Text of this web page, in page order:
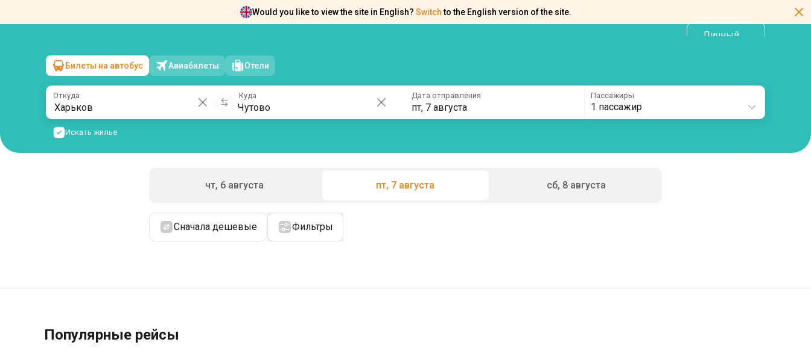
Would you like to view the site in English? Switch to the English version of the site.
Личный
Харьков→Чутово
пт, 7 августа/1 пассажир
Билеты на автобус Авиабилеты Отели
Откуда Куда Дата отправления
пт, 7 августа
Пассажиры
1 пассажир
Искать жилье
чт, 6 августа пт, 7 августа сб, 8 августа
Сначала дешевые Фильтры
Популярные рейсы